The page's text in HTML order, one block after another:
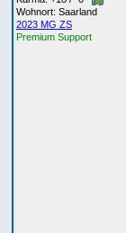
Wohnort: Saarland
2023 MG ZS
Premium Support